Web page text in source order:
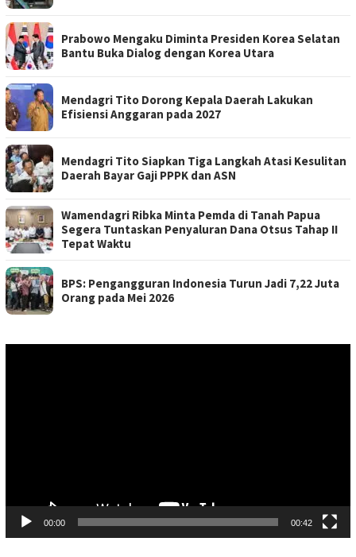
Prabowo Mengaku Diminta Presiden Korea Selatan
Bantu Buka Dialog dengan Korea Utara
Mendagri Tito Dorong Kepala Daerah Lakukan
Efisiensi Anggaran pada 2027
Mendagri Tito Siapkan Tiga Langkah Atasi Kesulitan
Daerah Bayar Gaji PPPK dan ASN
Wamendagri Ribka Minta Pemda di Tanah Papua
Segera Tuntaskan Penyaluran Dana Otsus Tahap II
Tepat Waktu
BPS: Pengangguran Indonesia Turun Jadi 7,22 Juta
Orang pada Mei 2026
00:00 00:42